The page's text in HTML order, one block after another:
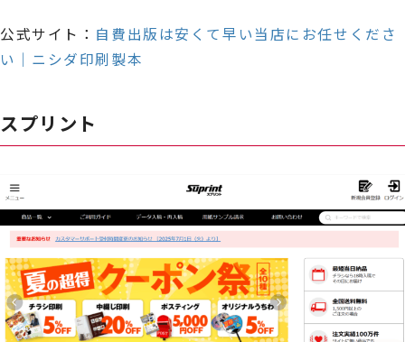
公式サイト： 自費出版は安くて早い当店にお任せくださ
い｜ニシダ印刷製本
スプリント